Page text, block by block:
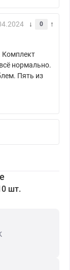
0
Комплект
нормально.
Пять из
шт.